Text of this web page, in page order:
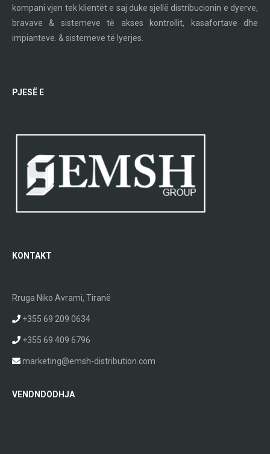
kompani vjen tek klientët e saj duke sjellë distribucionin e dyerve,
bravave & sistemeve të akses kontrollit, kasafortave dhe
impianteve. & sistemeve të lyerjes.
PJESË E
KONTAKT
Rruga Niko Avrami, Tiranë
+355 69 209 0634
+355 69 409 6796
marketing@emsh-distribution.com
VENDNDODHJA